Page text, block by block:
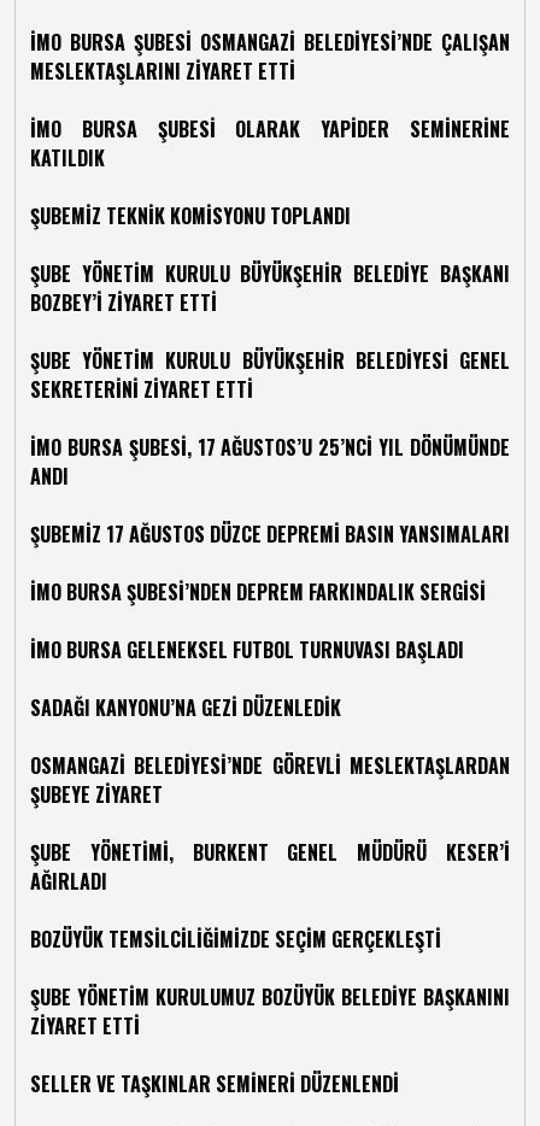
İMO BURSA ŞUBESİ OSMANGAZİ BELEDİYESİ’NDE ÇALIŞAN
MESLEKTAŞLARINI ZİYARET ETTİ
İMO BURSA ŞUBESİ OLARAK YAPİDER SEMİNERİNE
KATILDIK
ŞUBEMİZ TEKNİK KOMİSYONU TOPLANDI
ŞUBE YÖNETİM KURULU BÜYÜKŞEHİR BELEDİYE BAŞKANI
BOZBEY’İ ZİYARET ETTİ
ŞUBE YÖNETİM KURULU BÜYÜKŞEHİR BELEDİYESİ GENEL
SEKRETERİNİ ZİYARET ETTİ
İMO BURSA ŞUBESİ, 17 AĞUSTOS’U 25’NCİ YIL DÖNÜMÜNDE
ANDI
ŞUBEMİZ 17 AĞUSTOS DÜZCE DEPREMİ BASIN YANSIMALARI
İMO BURSA ŞUBESİ’NDEN DEPREM FARKINDALIK SERGİSİ
İMO BURSA GELENEKSEL FUTBOL TURNUVASI BAŞLADI
SADAĞI KANYONU’NA GEZİ DÜZENLEDİK
OSMANGAZİ BELEDİYESİ’NDE GÖREVLİ MESLEKTAŞLARDAN
ŞUBEYE ZİYARET
ŞUBE YÖNETİMİ, BURKENT GENEL MÜDÜRÜ KESER’İ
AĞIRLADI
BOZÜYÜK TEMSİLCİLİĞİMİZDE SEÇİM GERÇEKLEŞTİ
ŞUBE YÖNETİM KURULUMUZ BOZÜYÜK BELEDİYE BAŞKANINI
ZİYARET ETTİ
SELLER VE TAŞKINLAR SEMİNERİ DÜZENLENDİ